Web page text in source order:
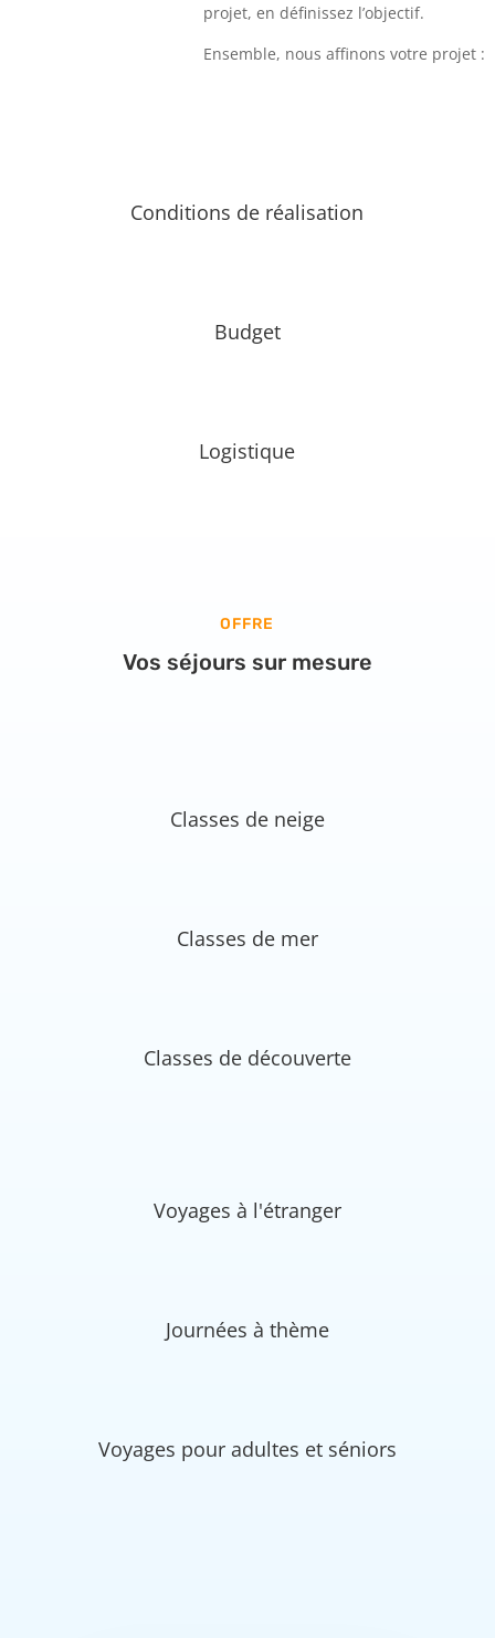
projet, en définissez l’objectif.
Ensemble, nous affinons votre projet :
Conditions de réalisation
Budget
Logistique
OFFRE
Vos séjours sur mesure
Classes de neige
Classes de mer
Classes de découverte
Voyages à l'étranger
Journées à thème
Voyages pour adultes et séniors